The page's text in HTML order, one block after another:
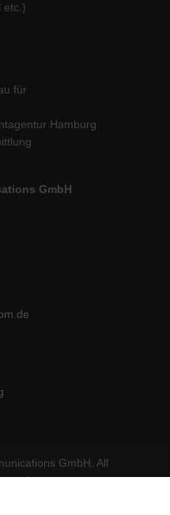
etc.)
für
Hamburg
GmbH
GmbH. All